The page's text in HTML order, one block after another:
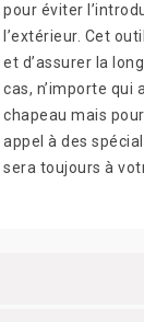
pour éviter
l’extérieur. Cet
et d’assurer la
cas, n’importe qui
chapeau mais
appel à des
sera toujours à